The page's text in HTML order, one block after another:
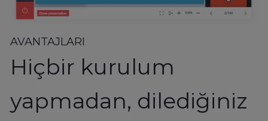
AVANTAJLARI
Hiçbir kurulum
yapmadan, dilediğiniz